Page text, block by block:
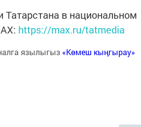
Татарстана в национальном
https://max.ru/tatmedia
язылыгыз «Көмеш кыңгырау»